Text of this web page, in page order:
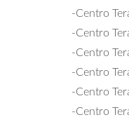
-Centro
-Centro
-Centro
-Centro
-Centro
-Centro